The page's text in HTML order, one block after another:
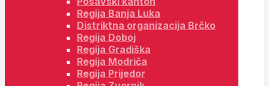
Regija Banja Luka
Distriktna organizacija Brčko
Regija Doboj
Regija Gradiška
Regija Modriča
Regija Prijedor